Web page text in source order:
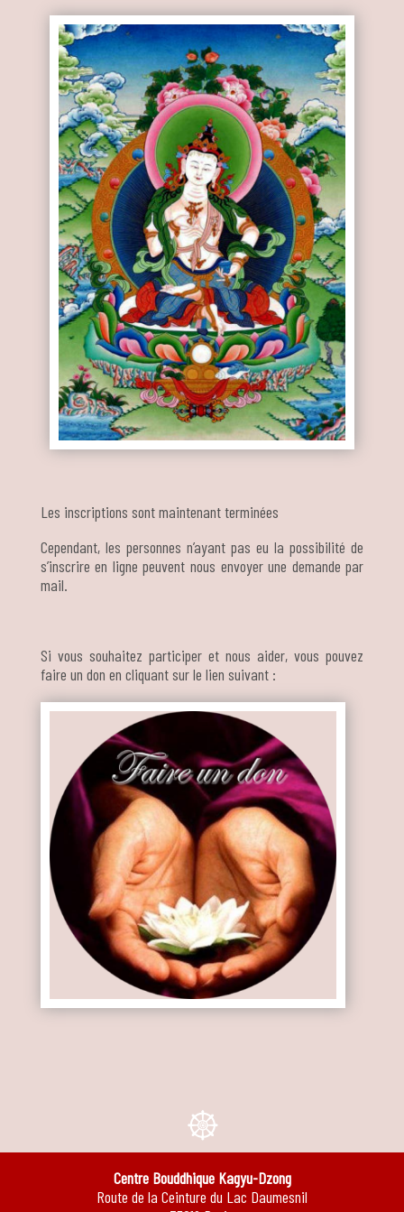
Les inscriptions sont maintenant terminées
Cependant, les personnes n’ayant pas eu la possibilité de
s’inscrire en ligne peuvent nous envoyer une demande par
mail.
Si vous souhaitez participer et nous aider, vous pouvez
faire un don en cliquant sur le lien suivant :
e
Centre Bouddhique Kagyu-Dzong
Route de la Ceinture du Lac Daumesnil